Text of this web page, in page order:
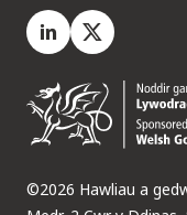
LinkedIn
X.com
©2026 Hawliau a